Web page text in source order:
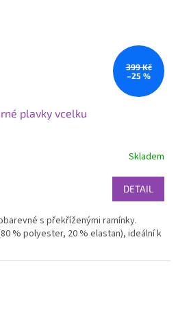
399 Kč
–25 %
plavky vcelku
Skladem
DETAIL
s překříženými ramínky.
% polyester, 20 % elastan), ideální k